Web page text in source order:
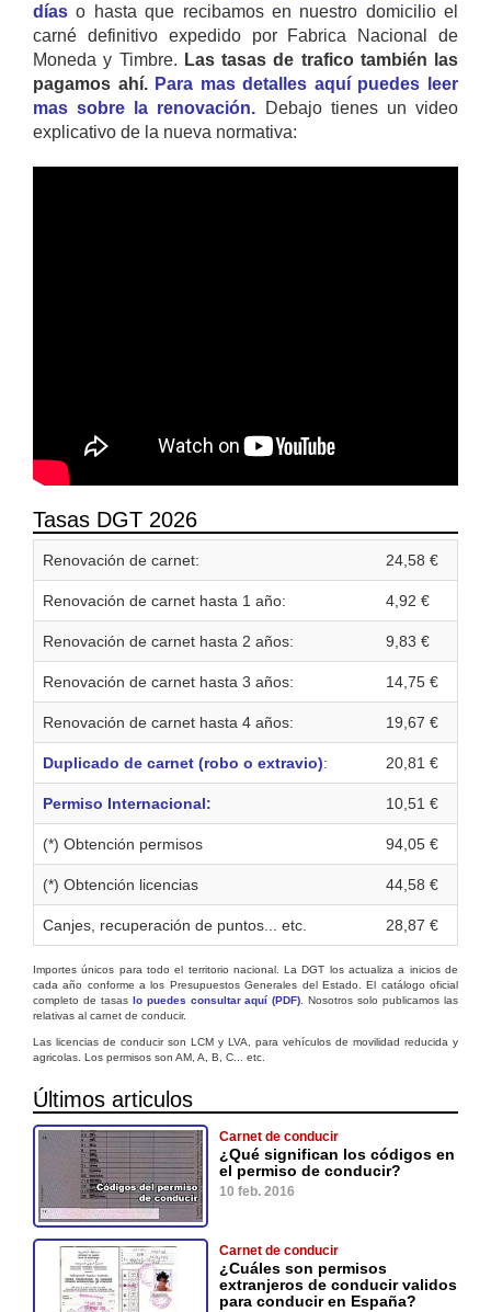
días o hasta que recibamos en nuestro domicilio el
carné definitivo expedido por Fabrica Nacional de
Moneda y Timbre. Las tasas de trafico también las
pagamos ahí. Para mas detalles aquí puedes leer
mas sobre la renovación. Debajo tienes un video
explicativo de la nueva normativa:
Tasas DGT 2026
Renovación de carnet: 24,58 €
Renovación de carnet hasta 1 año: 4,92 €
Renovación de carnet hasta 2 años: 9,83 €
Renovación de carnet hasta 3 años: 14,75 €
Renovación de carnet hasta 4 años: 19,67 €
Duplicado de carnet (robo o extravio): 20,81 €
Permiso Internacional: 10,51 €
(*) Obtención permisos 94,05 €
(*) Obtención licencias 44,58 €
Canjes, recuperación de puntos... etc. 28,87 €
Importes únicos para todo el territorio nacional. La DGT los actualiza a inicios de
cada año conforme a los Presupuestos Generales del Estado. El catálogo oficial
completo de tasas lo puedes consultar aquí (PDF) . Nosotros solo publicamos las
relativas al carnet de conducir.
Las licencias de conducir son LCM y LVA, para vehículos de movilidad reducida y
agricolas. Los permisos son AM, A, B, C... etc.
Últimos articulos
Carnet de conducir
¿Qué significan los códigos en
el permiso de conducir?
10 feb. 2016
Carnet de conducir
¿Cuáles son permisos
extranjeros de conducir validos
para conducir en España?